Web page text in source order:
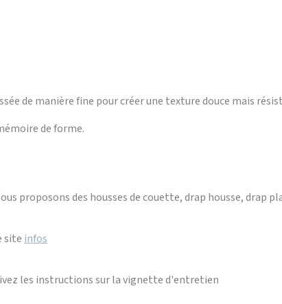
de manière fine pour créer une texture douce mais
de forme.
proposons des housses de couette, drap housse, drap
site infos
les instructions sur la vignette d'entretien